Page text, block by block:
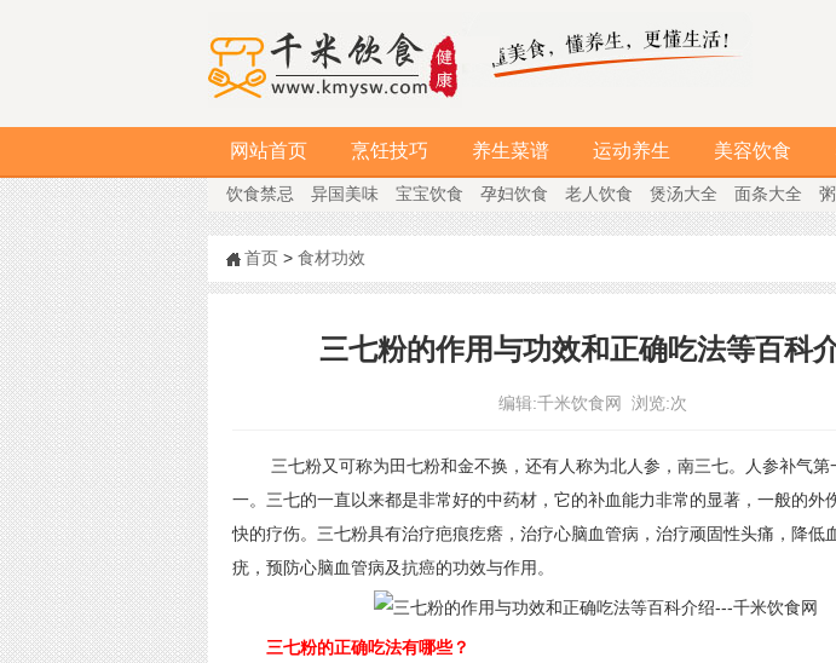
网站首页 烹饪技巧 养生菜谱 运动养生 美容饮食
饮食禁忌 异国美味 宝宝饮食 孕妇饮食 老人饮食 煲汤大全 面条大全
首页 > 食材功效
三七粉的作用与功效和正确吃法等百科
编辑:千米饮食网 浏览:次
三七粉又可称为田七粉和金不换，还有人称为北人参，南三七。人参补气第
一。三七的一直以来都是非常好的中药材，它的补血能力非常的显著，一般的外
快的疗伤。三七粉具有治疗疤痕疙瘩，治疗心脑血管病，治疗顽固性头痛，降低
疣，预防心脑血管病及抗癌的功效与作用。
三七粉的正确吃法有哪些？